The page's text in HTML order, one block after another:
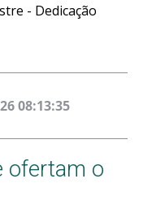
- Dedicação
08:13:35
ofertam o